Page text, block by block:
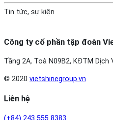
Tin tức, sự kiện
Công ty cổ phần tập đoàn
Tầng 2A, Toà N09B2, KĐTM Dịch
© 2020 vietshinegroup.vn
Liên hệ
(+84) 243 555 8383